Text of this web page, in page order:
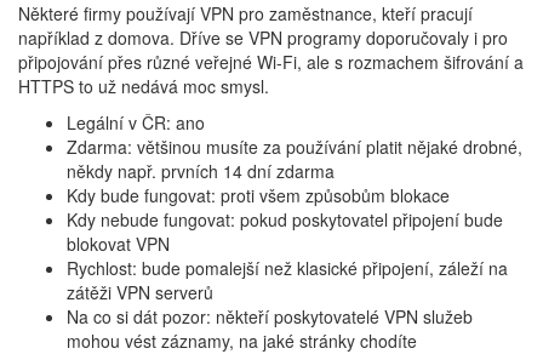
Některé firmy používají VPN pro zaměstnance, kteří pracují
například z domova. Dříve se VPN programy doporučovaly i pro
připojování přes různé veřejné Wi-Fi, ale s rozmachem šifrování a
HTTPS to už nedává moc smysl.
Legální v ČR: ano
Zdarma: většinou musíte za používání platit nějaké drobné,
někdy např. prvních 14 dní zdarma
Kdy bude fungovat: proti všem způsobům blokace
Kdy nebude fungovat: pokud poskytovatel připojení bude
blokovat VPN
Rychlost: bude pomalejší než klasické připojení, záleží na
zátěži VPN serverů
Na co si dát pozor: někteří poskytovatelé VPN služeb
mohou vést záznamy, na jaké stránky chodíte